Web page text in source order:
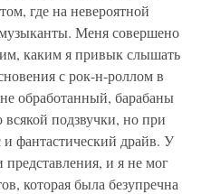
где на невероятной
Меня совершено
каким я привык слышать
с рок-н-роллом в
обработанный, барабаны
подзвучки, но при
фантастический драйв. У
и я не мог
которая была безупречна